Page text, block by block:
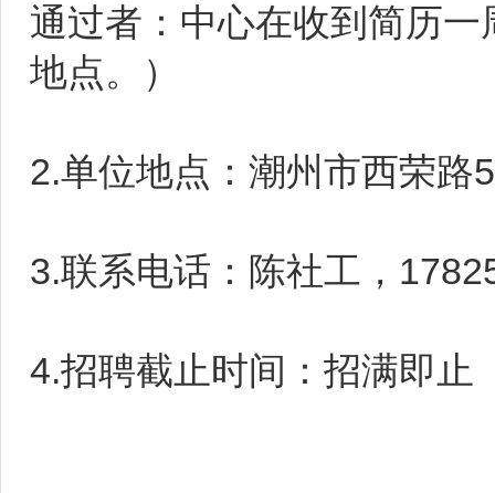
通过者：中心在收到简历
地点。）
2.单位地点：潮州市西荣路
3.联系电话：陈社工，
4.招聘截止时间：招满即止